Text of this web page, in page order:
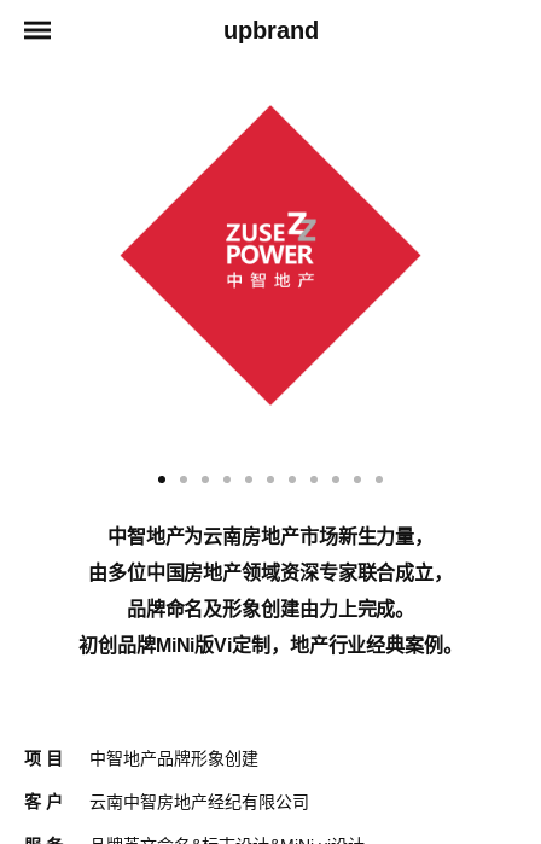
upbrand
中智地产为云南房地产市场新生力量，
由多位中国房地产领域资深专家联合成立，
品牌命名及形象创建由力上完成。
初创品牌MiNi版Vi定制，地产行业经典案例。
项 目 中智地产品牌形象创建
客 户 云南中智房地产经纪有限公司